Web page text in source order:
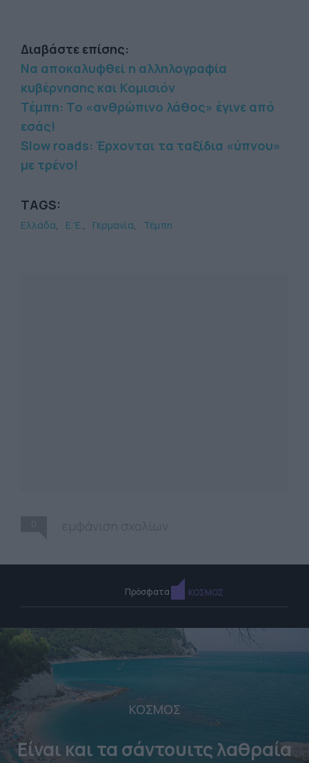
Διαβάστε επίσης:
Να αποκαλυφθεί η αλληλογραφία
κυβέρνησης και Κομισιόν
Τέμπη: Το «ανθρώπινο λάθος» έγινε από
εσάς!
Slow roads: Έρχονται τα ταξίδια «ύπνου»
με τρένο!
TAGS:
Ελλάδα Ε.'Ε. Γερμανία Τέμπη
Πρόσφατα ΚΟΣΜΟΣ
ΚΟΣΜΟΣ
Είναι και τα σάντουιτς λαθραία